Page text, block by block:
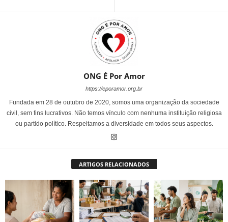
ONG É Por Amor
https://eporamor.org.br
Fundada em 28 de outubro de 2020, somos uma organização da sociedade
civil, sem fins lucrativos. Não temos vínculo com nenhuma instituição religiosa
ou partido político. Respeitamos a diversidade em todos seus aspectos.
ARTIGOS RELACIONADOS